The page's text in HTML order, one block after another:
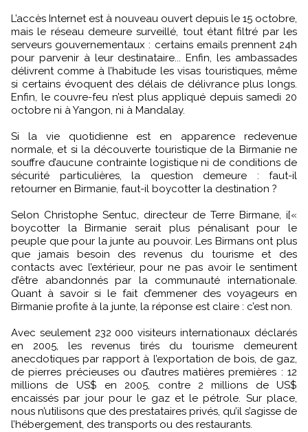
L’accès Internet est à nouveau ouvert depuis le 15 octobre,
mais le réseau demeure surveillé, tout étant filtré par les
serveurs gouvernementaux : certains emails prennent 24h
pour parvenir à leur destinataire... Enfin, les ambassades
délivrent comme à l’habitude les visas touristiques, même
si certains évoquent des délais de délivrance plus longs.
Enfin, le couvre-feu n’est plus appliqué depuis samedi 20
octobre ni à Yangon, ni à Mandalay.
Si la vie quotidienne est en apparence redevenue
normale, et si la découverte touristique de la Birmanie ne
souffre d’aucune contrainte logistique ni de conditions de
sécurité particulières, la question demeure : faut-il
retourner en Birmanie, faut-il boycotter la destination ?
Selon Christophe Sentuc, directeur de Terre Birmane, i[«
boycotter la Birmanie serait plus pénalisant pour le
peuple que pour la junte au pouvoir. Les Birmans ont plus
que jamais besoin des revenus du tourisme et des
contacts avec l’extérieur, pour ne pas avoir le sentiment
d’être abandonnés par la communauté internationale.
Quant à savoir si le fait d’emmener des voyageurs en
Birmanie profite à la junte, la réponse est claire : c’est non.
Avec seulement 232 000 visiteurs internationaux déclarés
en 2005, les revenus tirés du tourisme demeurent
anecdotiques par rapport à l’exportation de bois, de gaz,
de pierres précieuses ou d’autres matières premières : 12
millions de US$ en 2005, contre 2 millions de US$
encaissés par jour pour le gaz et le pétrole. Sur place,
nous n’utilisons que des prestataires privés, qu’il s’agisse de
l’hébergement, des transports ou des restaurants.